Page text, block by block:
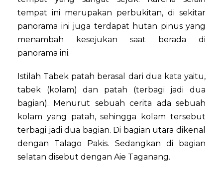
tempat ini merupakan perbukitan, di sekitar
panorama ini juga terdapat hutan pinus yang
menambah kesejukan saat berada di
panorama ini.
Istilah Tabek patah berasal dari dua kata yaitu,
tabek (kolam) dan patah (terbagi jadi dua
bagian). Menurut sebuah cerita ada sebuah
kolam yang patah, sehingga kolam tersebut
terbagi jadi dua bagian. Di bagian utara dikenal
dengan Talago Pakis. Sedangkan di bagian
selatan disebut dengan Aie Taganang.